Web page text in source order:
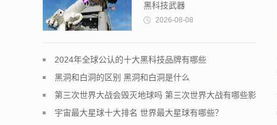
黑科技武器
2026-08-08
2024年全球公认的十大黑科技品牌有哪些
黑洞和白洞的区别 黑洞和白洞是什么
第三次世界大战会毁灭地球吗 第三次世界大战有哪些影
响
宇宙最大星球十大排名 世界最大星球有哪些？